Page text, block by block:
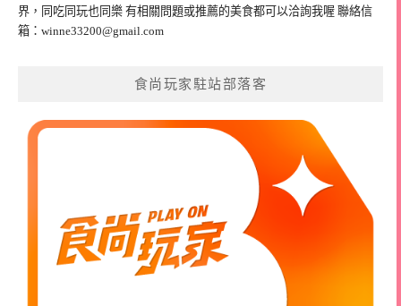
界，同吃同玩也同樂 有相關問題或推薦的美食都可以洽詢我喔 聯絡信
箱： winne33200@gmail.com
食尚玩家駐站部落客